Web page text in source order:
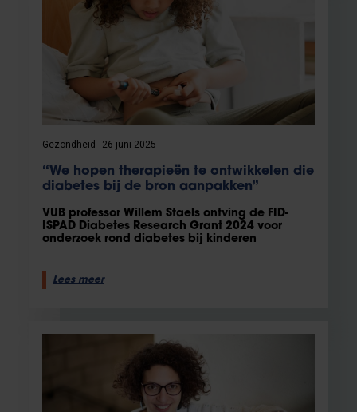
Gezondheid 26 juni 2025
“We hopen therapieën te ontwikkelen die
diabetes bij de bron aanpakken”
VUB professor Willem Staels ontving de FID-
ISPAD Diabetes Research Grant 2024 voor
onderzoek rond diabetes bij kinderen
Lees meer